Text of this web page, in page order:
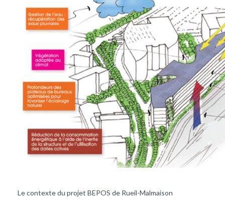
Le contexte du projet BEPOS de Rueil-Malmaison